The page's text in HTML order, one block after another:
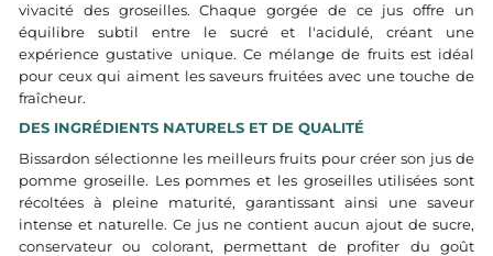
vivacité des groseilles. Chaque gorgée de ce jus offre un
équilibre subtil entre le sucré et l'acidulé, créant une
expérience gustative unique. Ce mélange de fruits est idéal
pour ceux qui aiment les saveurs fruitées avec une touche de
fraîcheur.
DES INGRÉDIENTS NATURELS ET DE QUALITÉ
Bissardon sélectionne les meilleurs fruits pour créer son jus de
pomme groseille. Les pommes et les groseilles utilisées sont
récoltées à pleine maturité, garantissant ainsi une saveur
intense et naturelle. Ce jus ne contient aucun ajout de sucre,
conservateur ou colorant, permettant de profiter du goût